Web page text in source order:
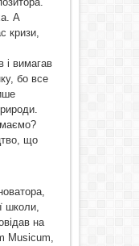
А
кризи,
і вимагав
бо все
що
школи,
на
Musicum,